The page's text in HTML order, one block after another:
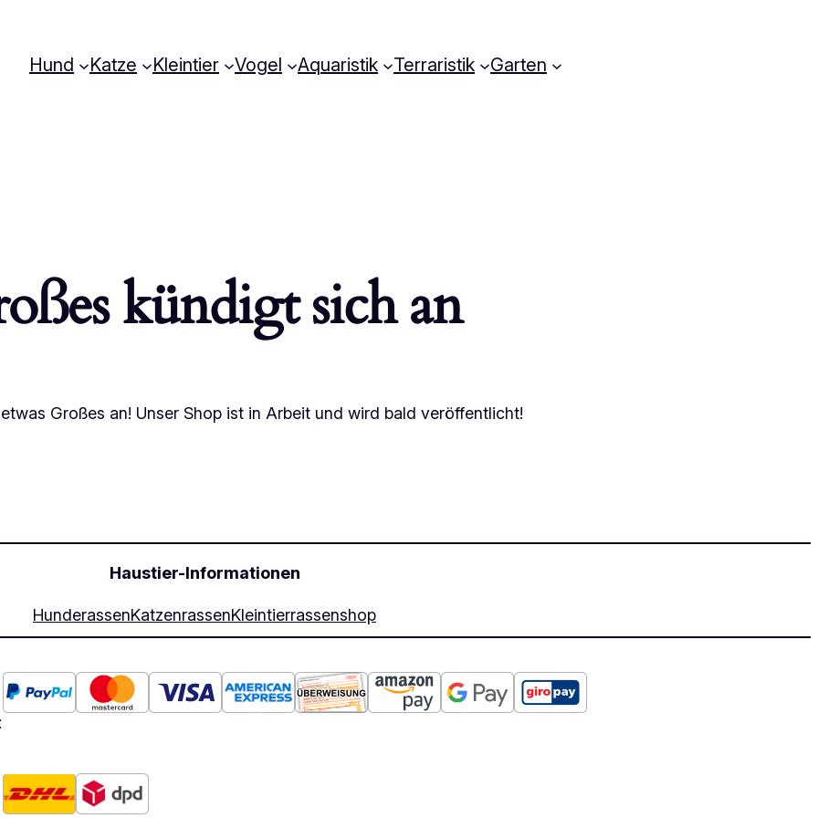
Hund Katze Kleintier Vogel Aquaristik Terraristik Garten
kündigt sich an
Großes an! Unser Shop ist in Arbeit und wird bald veröffentlicht!
Haustier-Informationen
HunderassenKatzenrassenKleintierrassenshop